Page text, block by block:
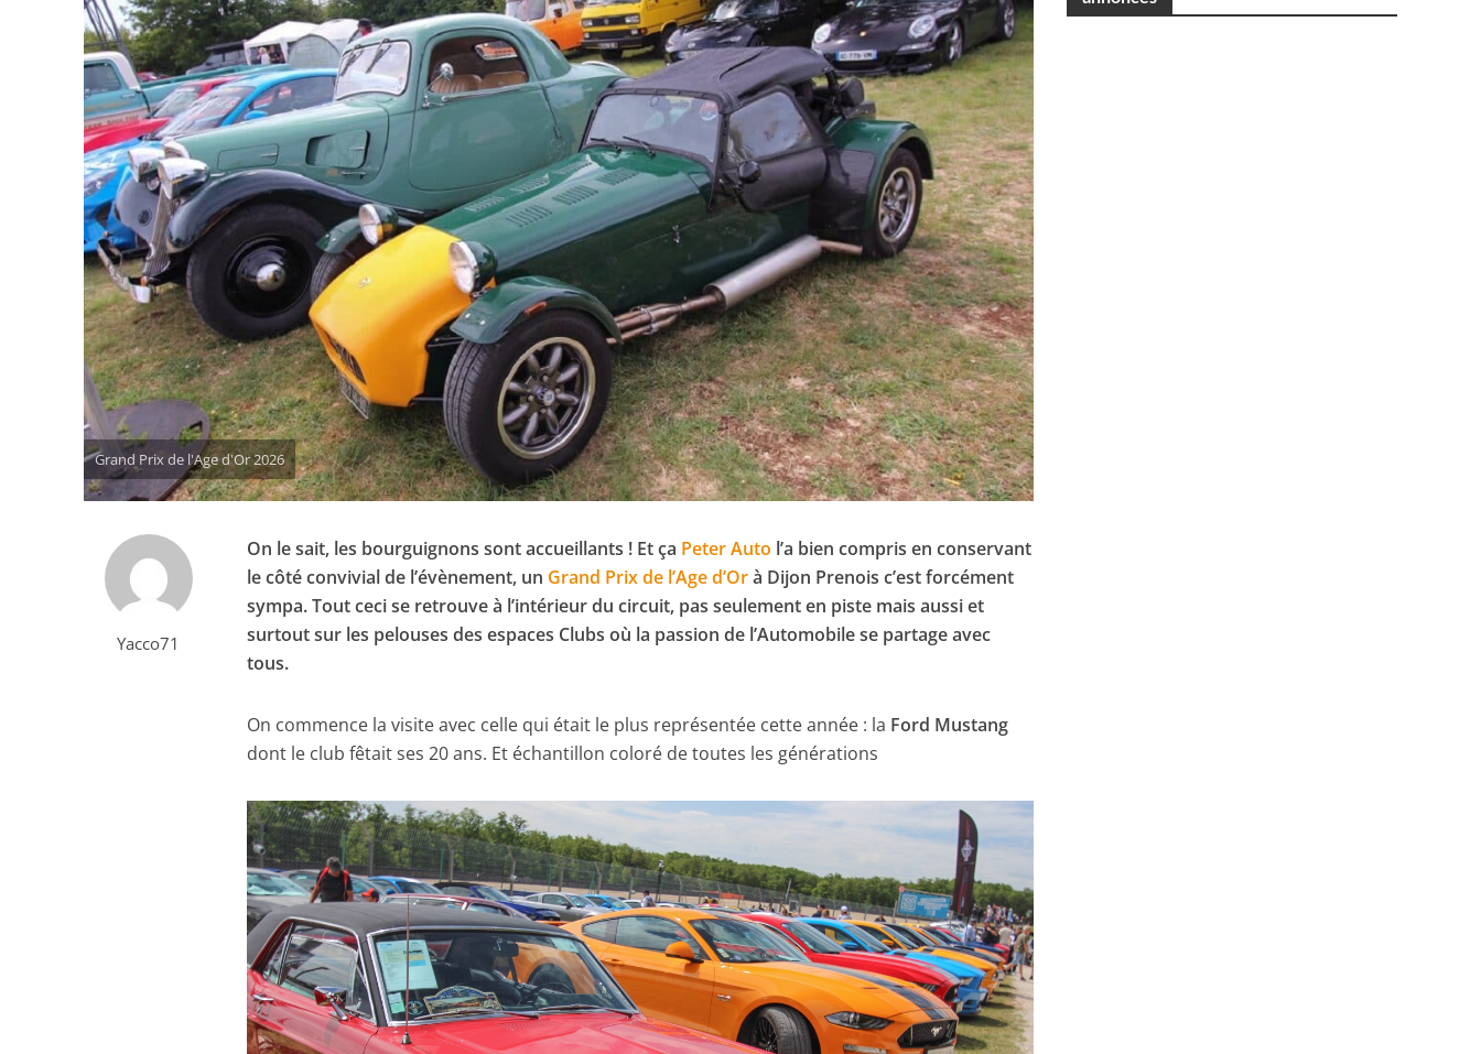
Grand Prix de l'Age d'Or 2026
Yacco71
On le sait, les bourguignons sont accueillants ! Et ça Peter Auto l’a bien compris en conservant
le côté convivial de l’évènement, un Grand Prix de l’Age d’Orà Dijon Prenois c’est forcément
sympa. Tout ceci se retrouve à l’intérieur du circuit, pas seulement en piste mais aussi et
surtout sur les pelouses des espaces Clubs où la passion de l’Automobile se partage avec
tous.
On commence la visite avec celle qui était le plus représentée cette année : la Ford Mustang
dont le club fêtait ses 20 ans. Et échantillon coloré de toutes les générations